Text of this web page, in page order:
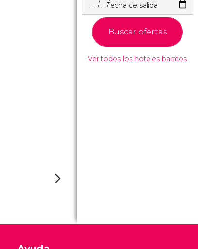
Fecha de salida
Buscar ofertas
Ver todos los hoteles baratos